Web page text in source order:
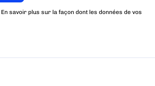
En savoir plus sur la façon dont les données de vos